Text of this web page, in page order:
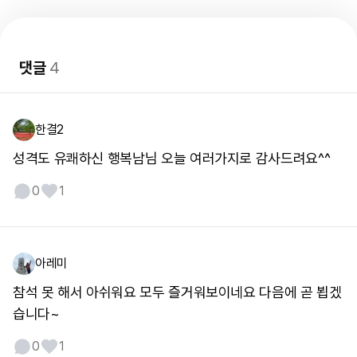
댓글4
한결2
성격도 유쾌하신 행복남님 오늘 여러가지로 감사드려요^^
0 1
아레미
참석 못 해서 아쉬워요 모두 즐거워보이네요 다음에 곧 뵙겠
습니다~
0 1